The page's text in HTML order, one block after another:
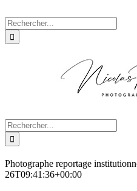
au
contenu
Rechercher:
Rechercher:
Photographe reportage
26T09:41:36+00:00